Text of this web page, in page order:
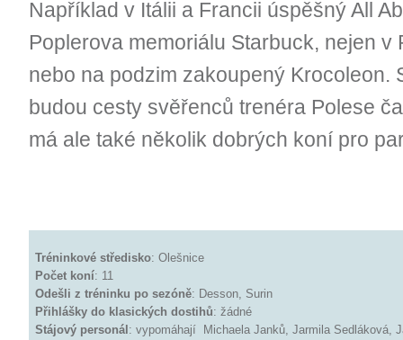
Například v Itálii a Francii úspěšný All
Poplerova memoriálu Starbuck, nejen v
nebo na podzim zakoupený Krocoleon.
budou cesty svěřenců trenéra Polese
má ale také několik dobrých koní pro
Tréninkové středisko: Olešnice
Počet koní: 11
Odešli z tréninku po sezóně: Desson, Surin
Přihlášky do klasických dostihů: žádné
Stájový personál : vypomáhají Michaela Janků, Jarmila Sedláková,